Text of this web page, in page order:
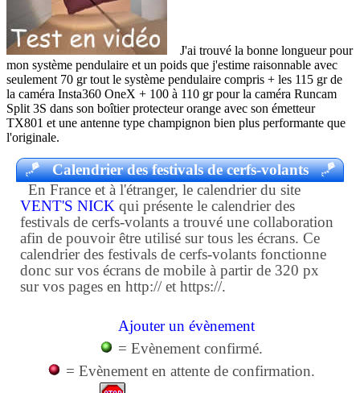
J'ai trouvé la bonne longueur pour
mon système pendulaire et un poids que j'estime raisonnable avec
seulement 70 gr tout le système pendulaire compris + les 115 gr de
la caméra Insta360 OneX + 100 à 110 gr pour la caméra Runcam
Split 3S dans son boîtier protecteur orange avec son émetteur
TX801 et une antenne type champignon bien plus performante que
l'originale.